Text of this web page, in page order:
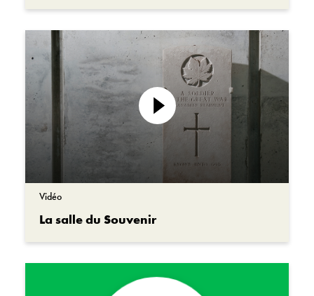
Lire
la
vidéo
Vidéo
La salle du Souvenir